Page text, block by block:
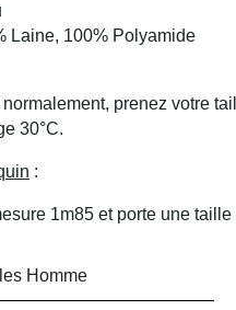
Laine, 100% Polyamide
prenez votre
30°C.
:
1m85 et porte une taille
Homme